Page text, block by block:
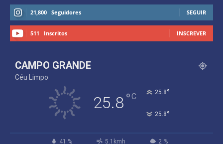
21,800 Seguidores SEGUIR
511 Inscritos INSCREVER
CAMPO GRANDE
Céu Limpo
25.8°C 25.8°
25.8°
41 % 5.1kmh 2 %